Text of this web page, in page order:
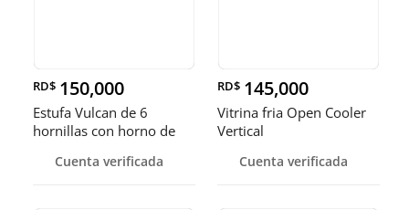
RD$ 150,000
Estufa Vulcan de 6
hornillas con horno de
Cuenta verificada
RD$ 145,000
Vitrina fria Open Cooler
Vertical
Cuenta verificada